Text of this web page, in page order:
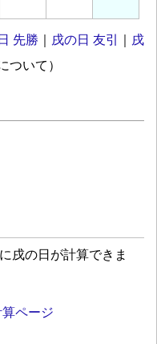
先勝 戌の日 友引
戌
ついて）
戌の日が計算できま
ページ